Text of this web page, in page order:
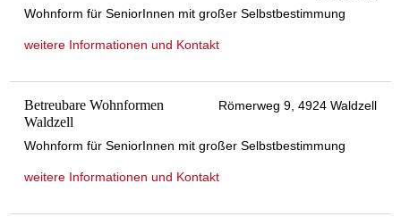
Wohnform für SeniorInnen mit großer Selbstbestimmung
weitere Informationen und Kontakt
Betreubare Wohnformen
Waldzell
Römerweg 9, 4924 Waldzell
Wohnform für SeniorInnen mit großer Selbstbestimmung
weitere Informationen und Kontakt